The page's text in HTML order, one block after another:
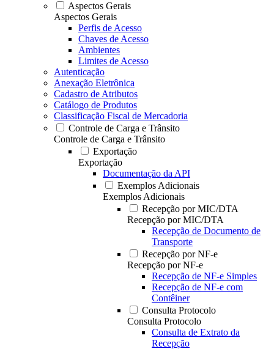
Aspectos Gerais
Aspectos Gerais
Perfis de Acesso
Chaves de Acesso
Ambientes
Limites de Acesso
Autenticação
Anexação Eletrônica
Cadastro de Atributos
Catálogo de Produtos
Classificação Fiscal de Mercadoria
Controle de Carga e Trânsito
Controle de Carga e Trânsito
Exportação
Exportação
Documentação da API
Exemplos Adicionais
Exemplos Adicionais
Recepção por MIC/DTA
Recepção por MIC/DTA
Recepção de Documento de
Transporte
Recepção por NF-e
Recepção por NF-e
Recepção de NF-e Simples
Recepção de NF-e com
Contêiner
Consulta Protocolo
Consulta Protocolo
Consulta de Extrato da
Recepção